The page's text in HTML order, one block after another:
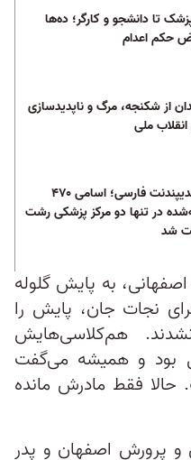
تا دانشجو و کارگر؛ ده‌ها
حکم اعدام
از شکنجه، مرگ و ناپدیدسازی
ملی
اختصاصی ایندیپندنت فارسی؛ اسامی ۴۷۰
در تنها دو مرکز پزشکی رشت
شد
نوجوان ۱۷ ساله اصفهانی، به پایش گلوله
نجات جان، پایش را
هم‌کلاسی‌هایش
بود و همیشه می‌گفت
فقط مادرش مانده
و پرورش اصفهان و پدر